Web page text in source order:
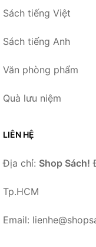
Sách tiếng Việt
Sách tiếng Anh
Văn phòng phẩm
Quà lưu niệm
LIÊN HỆ
Địa chỉ: Shop Sách!
Tp.HCM
Email: